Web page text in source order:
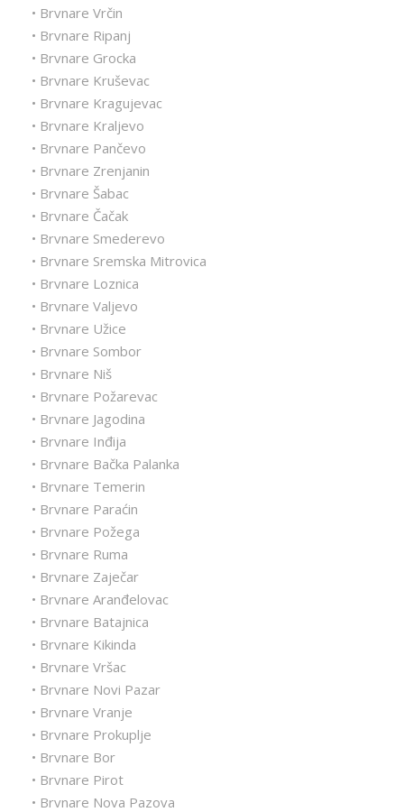
• Brvnare Vrčin
• Brvnare Ripanj
• Brvnare Grocka
• Brvnare Kruševac
• Brvnare Kragujevac
• Brvnare Kraljevo
• Brvnare Pančevo
• Brvnare Zrenjanin
• Brvnare Šabac
• Brvnare Čačak
• Brvnare Smederevo
• Brvnare Sremska Mitrovica
• Brvnare Loznica
• Brvnare Valjevo
• Brvnare Užice
• Brvnare Sombor
• Brvnare Niš
• Brvnare Požarevac
• Brvnare Jagodina
• Brvnare Inđija
• Brvnare Bačka Palanka
• Brvnare Temerin
• Brvnare Paraćin
• Brvnare Požega
• Brvnare Ruma
• Brvnare Zaječar
• Brvnare Aranđelovac
• Brvnare Batajnica
• Brvnare Kikinda
• Brvnare Vršac
• Brvnare Novi Pazar
• Brvnare Vranje
• Brvnare Prokuplje
• Brvnare Bor
• Brvnare Pirot
• Brvnare Nova Pazova